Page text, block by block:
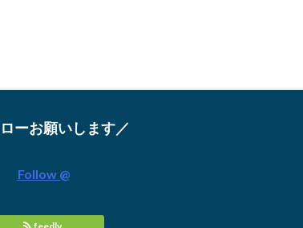
ーお願いします／
Follow @
feedly